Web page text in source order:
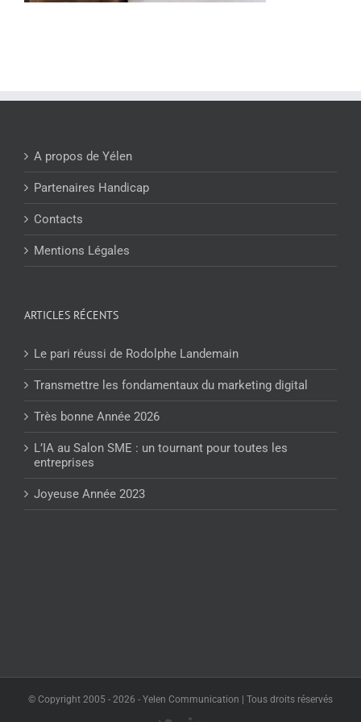
A propos de Yélen
Partenaires Handicap
Contacts
Mentions Légales
ARTICLES RÉCENTS
Le pari réussi de Rodolphe Landemain
Transmettre les fondamentaux du marketing digital
Très bonne Année 2026
L’IA au Salon SME : un tournant pour toutes les
entreprises
Joyeuse Année 2023
© Copyright 2005 - 2026 - Yelen Communication | Tous droits réservés